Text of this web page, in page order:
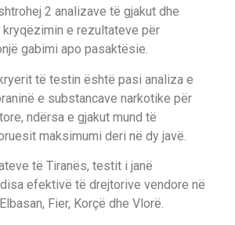
2 analizave të gjakut dhe
e rezultateve për
gabimi apo pasaktësie.
të testin është pasi analiza e
e substancave narkotike për
ndërsa e gjakut mund të
maksimumi deri në dy javë.
të Tiranës, testit i janë
efektivë të drejtorive vendore në
Fier, Korçë dhe Vlorë.